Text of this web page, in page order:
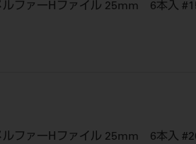
ファーHファイル 25mm 6本入
ファーHファイル 25mm 6本入